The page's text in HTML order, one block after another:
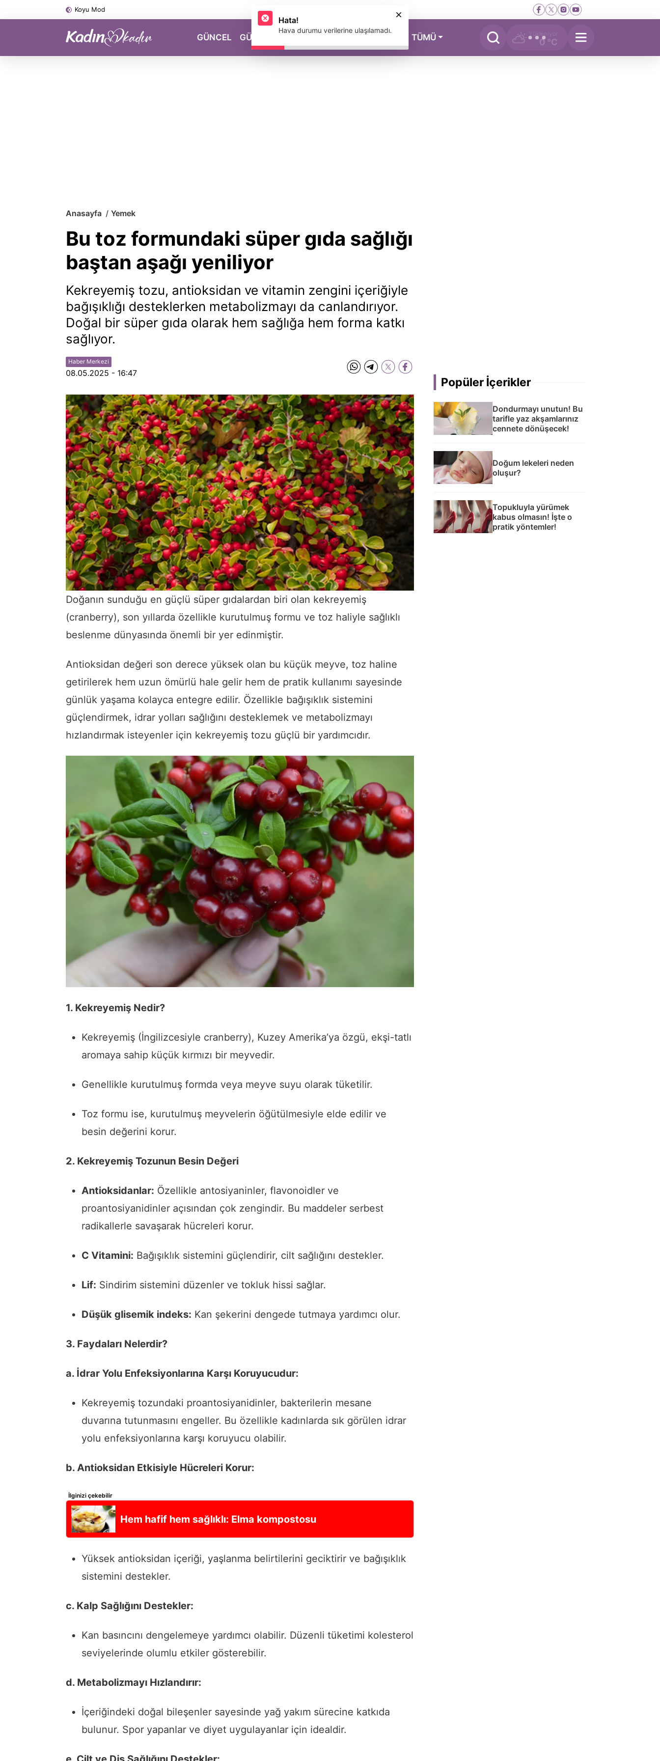
Koyu Mod
GÜNCEL GÜZELLİK MAGAZİN TÜMÜ Yükleniyor
0 °C
Anasayfa Yemek
Bu toz formundaki süper gıda sağlığı
baştan aşağı yeniliyor
Kekreyemiş tozu, antioksidan ve vitamin zengini içeriğiyle
bağışıklığı desteklerken metabolizmayı da canlandırıyor.
Doğal bir süper gıda olarak hem sağlığa hem forma katkı
sağlıyor.
Haber Merkezi
08.05.2025 - 16:47
Doğanın sunduğu en güçlü süper gıdalardan biri olan kekreyemiş
(cranberry), son yıllarda özellikle kurutulmuş formu ve toz haliyle sağlıklı
beslenme dünyasında önemli bir yer edinmiştir.
Antioksidan değeri son derece yüksek olan bu küçük meyve, toz haline
getirilerek hem uzun ömürlü hale gelir hem de pratik kullanımı sayesinde
günlük yaşama kolayca entegre edilir. Özellikle bağışıklık sistemini
güçlendirmek, idrar yolları sağlığını desteklemek ve metabolizmayı
hızlandırmak isteyenler için kekreyemiş tozu güçlü bir yardımcıdır.
1. Kekreyemiş Nedir?
Kekreyemiş (İngilizcesiyle cranberry), Kuzey Amerika’ya özgü, ekşi-tatlı
aromaya sahip küçük kırmızı bir meyvedir.
Genellikle kurutulmuş formda veya meyve suyu olarak tüketilir.
Toz formu ise, kurutulmuş meyvelerin öğütülmesiyle elde edilir ve
besin değerini korur.
2. Kekreyemiş Tozunun Besin Değeri
Antioksidanlar: Özellikle antosiyaninler, flavonoidler ve
proantosiyanidinler açısından çok zengindir. Bu maddeler serbest
radikallerle savaşarak hücreleri korur.
C Vitamini: Bağışıklık sistemini güçlendirir, cilt sağlığını destekler.
Lif: Sindirim sistemini düzenler ve tokluk hissi sağlar.
Düşük glisemik indeks: Kan şekerini dengede tutmaya yardımcı olur.
3. Faydaları Nelerdir?
a. İdrar Yolu Enfeksiyonlarına Karşı Koruyucudur:
Kekreyemiş tozundaki proantosiyanidinler, bakterilerin mesane
duvarına tutunmasını engeller. Bu özellikle kadınlarda sık görülen idrar
yolu enfeksiyonlarına karşı koruyucu olabilir.
b. Antioksidan Etkisiyle Hücreleri Korur:
İlginizi çekebilir
Hem hafif hem sağlıklı: Elma kompostosu
Yüksek antioksidan içeriği, yaşlanma belirtilerini geciktirir ve bağışıklık
sistemini destekler.
c. Kalp Sağlığını Destekler:
Kan basıncını dengelemeye yardımcı olabilir. Düzenli tüketimi kolesterol
seviyelerinde olumlu etkiler gösterebilir.
d. Metabolizmayı Hızlandırır:
İçeriğindeki doğal bileşenler sayesinde yağ yakım sürecine katkıda
bulunur. Spor yapanlar ve diyet uygulayanlar için idealdir.
Popüler İçerikler
Dondurmayı unutun! Bu
tarifle yaz akşamlarınız
cennete dönüşecek!
Doğum lekeleri neden
oluşur?
Topukluyla yürümek
kabus olmasın! İşte o
pratik yöntemler!
Hata!
Hava durumu verilerine ulaşılamadı.